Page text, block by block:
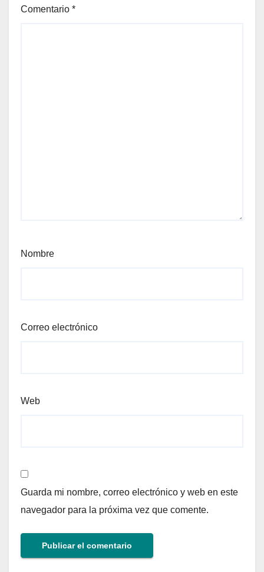
Comentario *
Nombre
Correo electrónico
Web
Guarda mi nombre, correo electrónico y web en este
navegador para la próxima vez que comente.